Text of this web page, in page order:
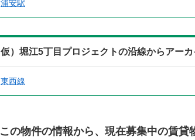
浦安駅
仮）堀江5丁目プロジェクトの沿線からアー
東西線
この物件の情報から、現在募集中の賃貸